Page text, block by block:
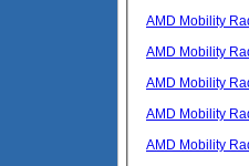
AMD Mobility
AMD Mobility
AMD Mobility
AMD Mobility
AMD Mobility